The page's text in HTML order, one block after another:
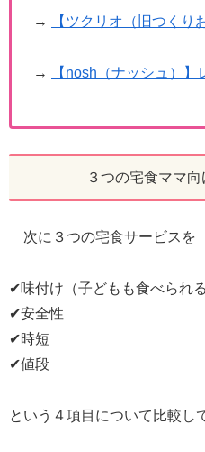
→ 【ツクリオ（旧つくり
→ 【nosh（ナッシュ）】
３つの宅食ママ
次に３つの宅食サービスを
✔味付け（子どもも食べられる
✔安全性
✔時短
✔値段
という４項目について比較し